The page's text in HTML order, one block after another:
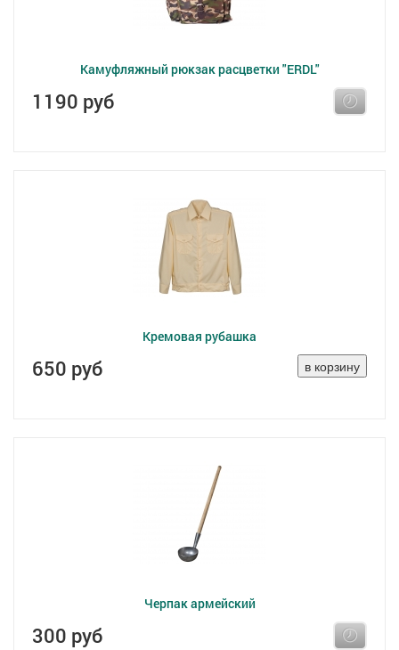
Камуфляжный рюкзак расцветки "ERDL"
1190 руб
Кремовая рубашка
650 руб
Черпак армейский
300 руб